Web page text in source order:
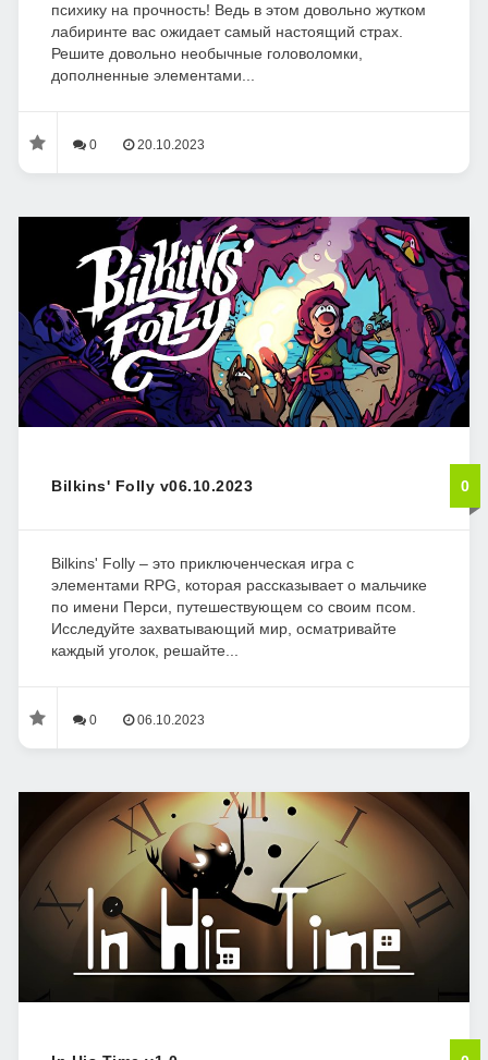
психику на прочность! Ведь в этом довольно жутком
лабиринте вас ожидает самый настоящий страх.
Решите довольно необычные головоломки,
дополненные элементами...
0 20.10.2023
Bilkins' Folly v06.10.2023 0
Bilkins' Folly – это приключенческая игра с
элементами RPG, которая рассказывает о мальчике
по имени Перси, путешествующем со своим псом.
Исследуйте захватывающий мир, осматривайте
каждый уголок, решайте...
0 06.10.2023